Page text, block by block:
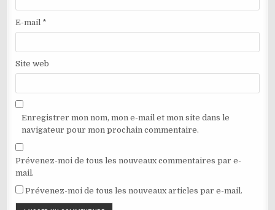
E-mail *
Site web
Enregistrer mon nom, mon e-mail et mon site dans le
navigateur pour mon prochain commentaire.
Prévenez-moi de tous les nouveaux commentaires par e-
mail.
Prévenez-moi de tous les nouveaux articles par e-mail.